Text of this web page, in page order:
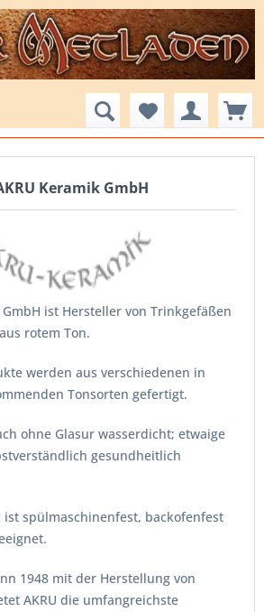
Keramik GmbH
GmbH ist Hersteller von Trinkgefäßen
rotem Ton.
werden aus verschiedenen in
en Tonsorten gefertigt.
ohne Glasur wasserdicht; etwaige
gesundheitlich
ist spülmaschinenfest, backofenfest
1948 mit der Herstellung von
AKRU die umfangreichste